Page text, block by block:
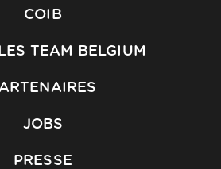
COIB
TEAM BELGIUM
JOBS
PRESSE